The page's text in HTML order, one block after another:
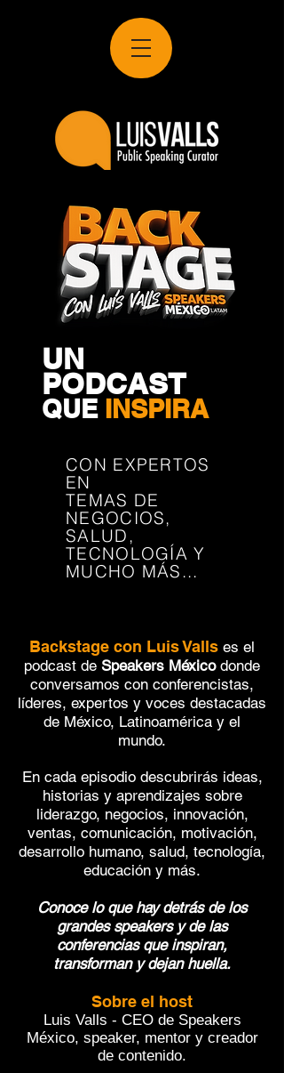
UN
PODCAST
QUE INSPIRA
CON EXPERTOS
EN
TEMAS DE
NEGOCIOS,
SALUD,
TECNOLOGÍA Y
MUCHO MÁS...
Backstage con Luis Valls es el
podcast de Speakers Méxicodonde
conversamos con c​onferencistas,
líderes, expertos y voces destacadas
de México, Latinoamérica y el
mundo.
En cada episodio descubrirás ideas,
historias y aprendizajes sobre
liderazgo, negocios, innovación,
ventas, comunicación, motivación,
desarrollo humano, salud, tecnología,
educación y más.
Conoce lo que hay detrás de los
grandes speakers y de las
conferencias que inspiran,
transforman y dejan huella.
Sobre el host
Luis Valls - CEO de Speakers
México, speaker, mentor y creador
de contenido.